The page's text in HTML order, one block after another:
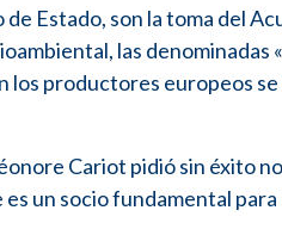
Estado, son la toma del
las denominadas
productores europeos
Cariot pidió sin éxito
es un socio fundamental